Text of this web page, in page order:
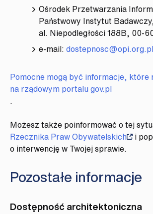
Ośrodek Przetwarzania
Państwowy Instytut
al. Niepodległości 188B, 00-
e-mail: dostepnosc@opi.org.pl
Pomocne mogą być informacje, które
na rządowym portalu gov.pl
.
Możesz także poinformować o tej
Rzecznika Praw Obywatelskich
i
o interwencję w Twojej sprawie.
Pozostałe informacje
Dostępność architektoniczna